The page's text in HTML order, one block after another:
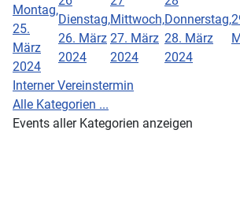
Montag,
25.
März
2024
Dienstag,
26. März
2024
Mittwoch,
27. März
2024
Donnerstag,
28. März
2024
Interner Vereinstermin
Alle Kategorien ...
Events aller Kategorien anzeigen